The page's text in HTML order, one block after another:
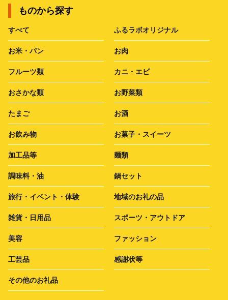
ものから探す
すべて ふるラボオリジナル
お米・パン お肉
フルーツ類 カニ・エビ
おさかな類 お野菜類
たまご お酒
お飲み物 お菓子・スイーツ
加工品等 麺類
調味料・油 鍋セット
旅行・イベント・体験 地域のお礼の品
雑貨・日用品 スポーツ・アウトドア
美容 ファッション
工芸品 感謝状等
その他のお礼品